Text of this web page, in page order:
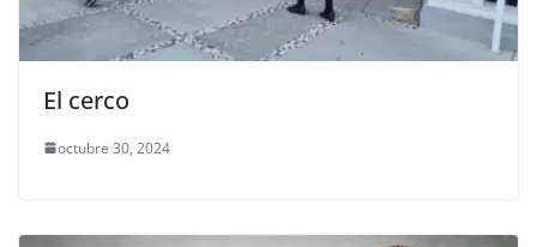
El cerco
octubre 30, 2024